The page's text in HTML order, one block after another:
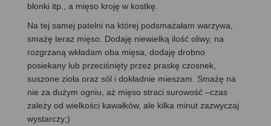
błonki itp., a mięso kroję w kostkę.
Na tej samej patelni na której podsmażałam warzywa,
smażę teraz mięso. Dodaję niewielką ilość oliwy, na
rozgrzaną wkładam oba mięsa, dodaję drobno
posiekany lub przeciśnięty przez praskę czosnek,
suszone zioła oraz sól i dokładnie mieszam. Smażę na
nie za dużym ogniu, aż mięso straci surowość –czas
zależy od wielkości kawałków, ale kilka minut zazwyczaj
wystarczy;)